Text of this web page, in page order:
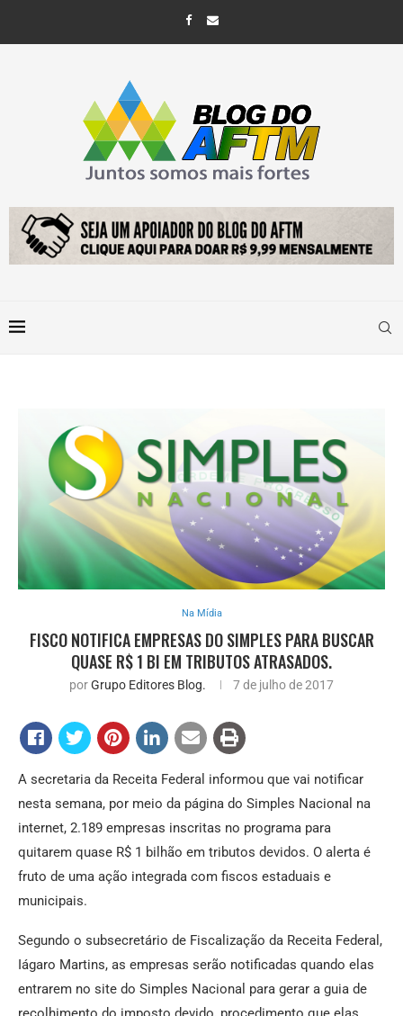
Na Mídia
FISCO NOTIFICA EMPRESAS DO SIMPLES PARA BUSCAR
QUASE R$ 1 BI EM TRIBUTOS ATRASADOS.
porGrupo Editores Blog. 7 de julho de 2017
A secretaria da Receita Federal informou que vai notificar
nesta semana, por meio da página do Simples Nacional na
internet, 2.189 empresas inscritas no programa para
quitarem quase R$ 1 bilhão em tributos devidos. O alerta é
fruto de uma ação integrada com fiscos estaduais e
municipais.
Segundo o subsecretário de Fiscalização da Receita Federal,
Iágaro Martins, as empresas serão notificadas quando elas
entrarem no site do Simples Nacional para gerar a guia de